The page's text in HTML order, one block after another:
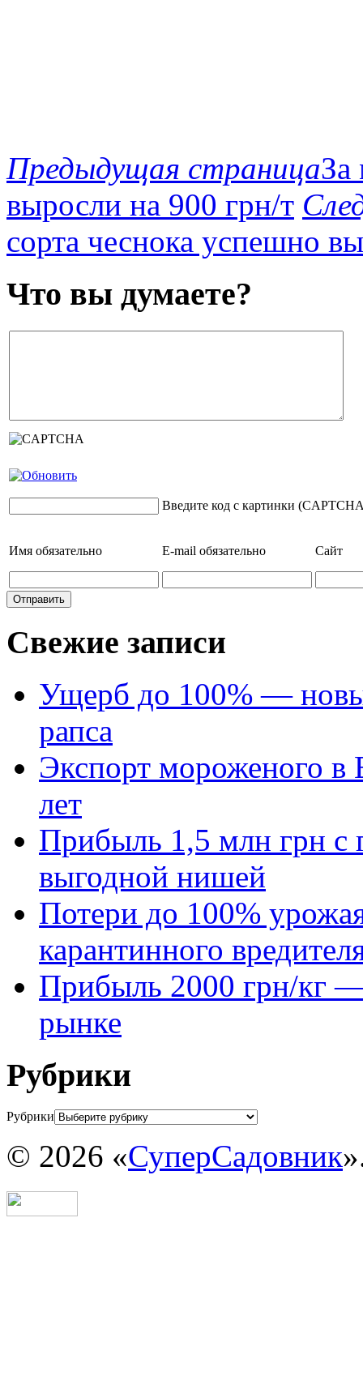
Предыдущая страницаЗа
выросли на 900 грн/т
сорта чеснока успешно
Что вы думаете?
Введите код с картинки
Имя обязательно E-mail обязательно Сайт
Свежие записи
Ущерб до 100% —
рапса
Экспорт мороженого в
лет
Прибыль 1,5 млн грн с
выгодной нишей
Потери до 100%
карантинного
Прибыль 2000 грн/кг —
рынке
Рубрики
Рубрики
© 2026 «СуперСадовник